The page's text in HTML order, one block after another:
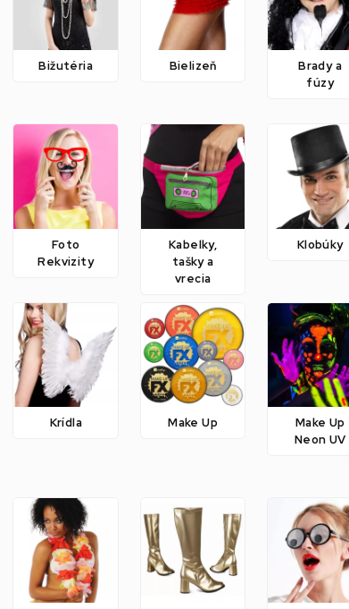
Bižutéria Bielizeň
Brady a
fúzy
Foto
Rekvizity
Kabelky,
tašky a
vrecia
Klobúky
Krídla Make Up
Make Up
Neon UV